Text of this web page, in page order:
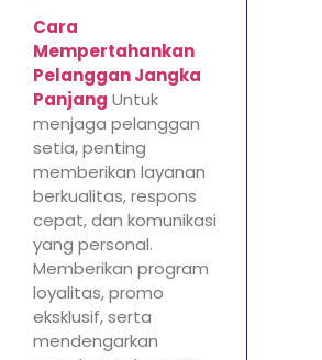
Cara
Mempertahankan
Pelanggan Jangka
Panjang Untuk
menjaga pelanggan
setia, penting
memberikan layanan
berkualitas, respons
cepat, dan komunikasi
yang personal.
Memberikan program
loyalitas, promo
eksklusif, serta
mendengarkan